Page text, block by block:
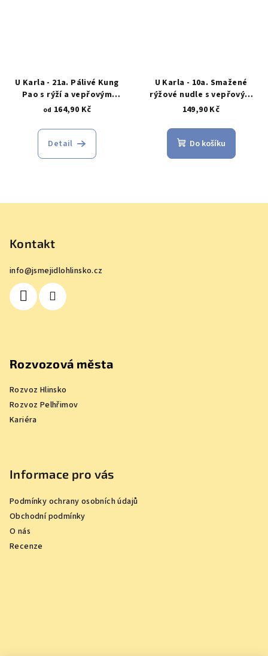
U Karla - 21a. Pálivé Kung
Pao s rýží a vepřovým
masem
od 164,90 Kč
Detail
U Karla - 10a. Smažené
rýžové nudle s vepřovým
masem
149,90 Kč
Do košíku
Kontakt
info@jsmejidlohlinsko.cz
Rozvozová města
Rozvoz Hlinsko
Rozvoz Pelhřimov
Kariéra
Informace pro vás
Podmínky ochrany osobních údajů
Obchodní podmínky
O nás
Recenze